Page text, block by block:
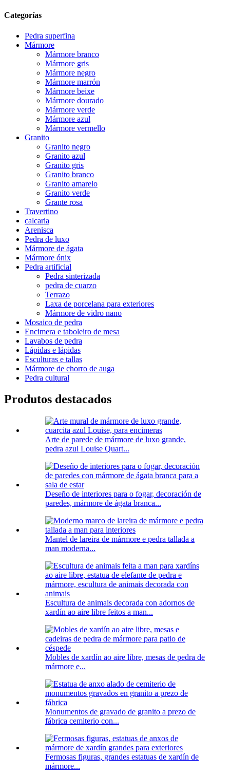
Categorías
Pedra superfina
Mármore
Mármore branco
Mármore gris
Mármore negro
Mármore marrón
Mármore beixe
Mármore dourado
Mármore verde
Mármore azul
Mármore vermello
Granito
Granito negro
Granito azul
Granito gris
Granito branco
Granito amarelo
Granito verde
Grante rosa
Travertino
calcaria
Arenisca
Pedra de luxo
Mármore de ágata
Mármore ónix
Pedra artificial
Pedra sinterizada
pedra de cuarzo
Terrazo
Laxa de porcelana para exteriores
Mármore de vidro nano
Mosaico de pedra
Encimera e taboleiro de mesa
Lavabos de pedra
Lápidas e lápidas
Esculturas e tallas
Mármore de chorro de auga
Pedra cultural
Produtos destacados
Arte de parede de mármore de luxo grande,
pedra azul Louise Quart...
Deseño de interiores para o fogar, decoración de
paredes, mármore de ágata branca...
Mantel de lareira de mármore e pedra tallada a
man moderna...
Escultura de animais decorada con adornos de
xardín ao aire libre feitos a man...
Mobles de xardín ao aire libre, mesas de pedra de
mármore e...
Monumentos de gravado de granito a prezo de
fábrica cemiterio con...
Fermosas figuras, grandes estatuas de xardín de
mármore...